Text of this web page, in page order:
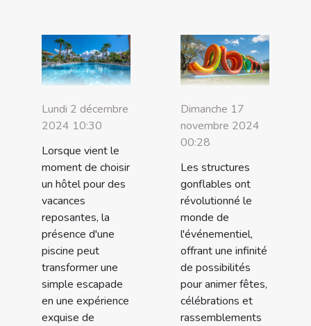
Lundi 2 décembre
2024 10:30
Lorsque vient le
moment de choisir
un hôtel pour des
vacances
reposantes, la
présence d'une
piscine peut
transformer une
simple escapade
en une expérience
exquise de
Dimanche 17
novembre 2024
00:28
Les structures
gonflables ont
révolutionné le
monde de
l'événementiel,
offrant une infinité
de possibilités
pour animer fêtes,
célébrations et
rassemblements